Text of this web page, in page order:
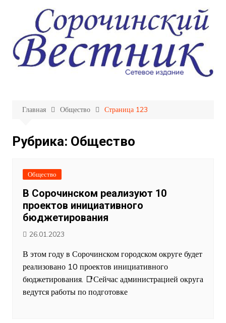
содержимому
Главная Общество Страница 123
Рубрика: Общество
Общество
В Сорочинском реализуют 10
проектов инициативного
бюджетирования
26.01.2023
В этом году в Сорочинском городском округе будет
реализовано 10 проектов инициативного
бюджетирования. 📑Сейчас администрацией округа
ведутся работы по подготовке